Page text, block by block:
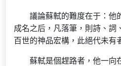
議論蘇軾的難度在于：他
成名之后，凡落筆，則詩、詞
百世的神品宏構，此絕代未有
蘇軾是個趕路者，他一向